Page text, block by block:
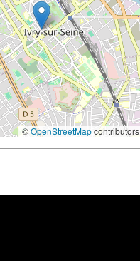
©OpenStreetMapcontributors